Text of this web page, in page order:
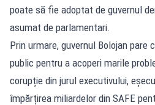
poate să fie adoptat de guvernul
asumat de parlamentari.
Prin urmare, guvernul Bolojan
public pentru a acoperi marile
corupție din jurul executivului,
împărțirea miliardelor din SAFE